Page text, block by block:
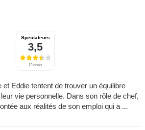
Spectateurs
3,5
13 notes
Eddie tentent de trouver un équilibre
vie personnelle. Dans son rôle de chef,
aux réalités de son emploi qui a ...